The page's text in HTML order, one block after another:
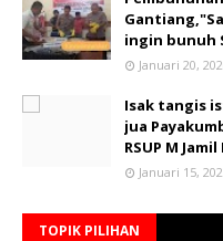
ingin bunuh
Januari 20,
Isak tangis
jua
RSUP M
Januari 15,
TOPIK PILIHAN